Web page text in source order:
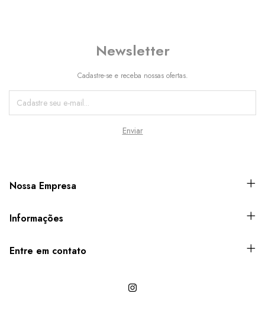
Newsletter
Cadastre-se e receba nossas ofertas.
Nossa Empresa
Informações
Entre em contato